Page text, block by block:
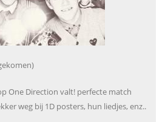
One Direction valt! perfecte match
weg bij 1D posters, hun liedjes, enz..